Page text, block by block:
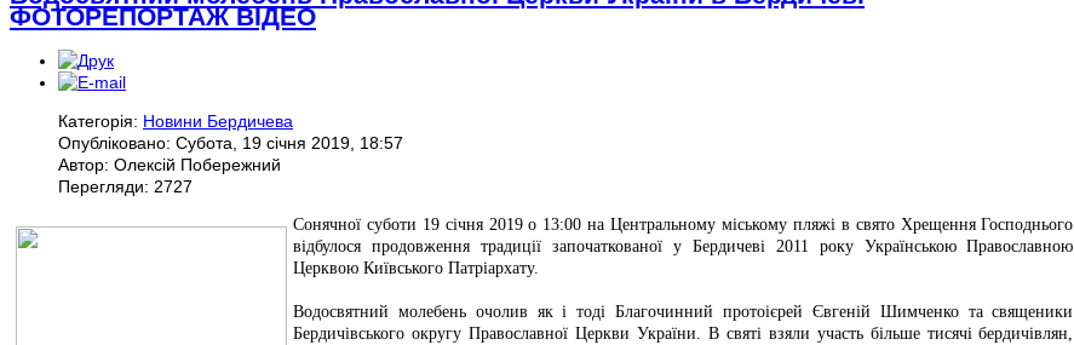
ФОТОРЕПОРТАЖ ВІДЕО
Категорія: Новини Бердичева
Опубліковано: Субота, 19 січня 2019, 18:57
Автор: Олексій Побережний
Перегляди: 2727
Сонячної суботи 19 січня 2019 о 13:00 на Центральному міському пляжі в свято Хрещення Господнього
відбулося продовження традиції започаткованої у Бердичеві 2011 року Українською Православною
Церквою Київського Патріархату.
Водосвятний молебень очолив як і тоді Благочинний протоієрей Євгеній Шимченко та священики
Бердичівського округу Православної Церкви України. В святі взяли участь більше тисячі бердичівлян,